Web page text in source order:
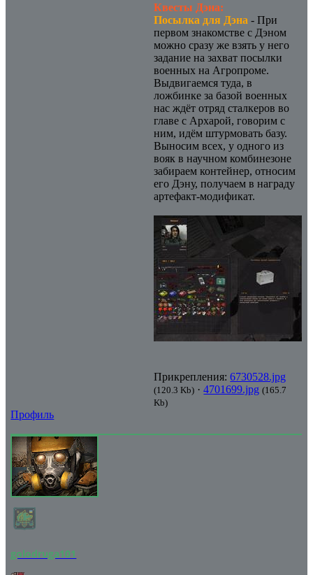
Квесты Дэна:
Посылка для Дэна - При
первом знакомстве с Дэном
можно сразу же взять у него
задание на захват посылки
военных на Агропроме.
Выдвигаемся туда, в
ложбинке за базой военных
нас ждёт отряд сталкеров во
главе с Архарой, говорим с
ним, идём штурмовать базу.
Выносим всех, у одного из
вояк в научном комбинезоне
забираем контейнер, относим
его Дэну, получаем в награду
артефакт-модификат.
Прикрепления:6730528.jpg
(120.3 Kb) ·4701699.jpg (165.7
Kb)
Профиль
golodruga101